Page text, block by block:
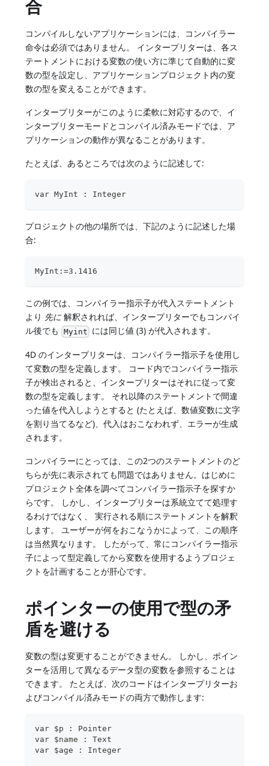
合
コンパイルしないアプリケーションには、コンパイラー
命令は必須ではありません。 インタープリターは、各ス
テートメントにおける変数の使い方に準じて自動的に変
数の型を設定し、アプリケーションプロジェクト内の変
数の型を変えることができます。
インタープリターがこのように柔軟に対応するので、イ
ンタープリターモードとコンパイル済みモードでは、ア
プリケーションの動作が異なることがあります。
たとえば、あるところでは次のように記述して:
var MyInt : Integer
プロジェクトの他の場所では、下記のように記述した場
合:
MyInt:=3.1416
この例では、コンパイラー指示子が代入ステートメント
より 先に 解釈されれば、インタープリターでもコンパイ
ル後でも Myint には同じ値 (3) が代入されます。
4D のインタープリターは、コンパイラー指示子を使用し
て変数の型を定義します。 コード内でコンパイラー指示
子が検出されると、インタープリターはそれに従って変
数の型を定義します。 それ以降のステートメントで間違
った値を代入しようとすると (たとえば、数値変数に文字
を割り当てるなど)、代入はおこなわれず、エラーが生成
されます。
コンパイラーにとっては、この2つのステートメントのど
ちらが先に表示されても問題ではありません。はじめに
プロジェクト全体を調べてコンパイラー指示子を探すか
らです。 しかし、インタープリターは系統立てて処理す
るわけではなく、 実行される順にステートメントを解釈
します。 ユーザーが何をおこなうかによって、この順序
は当然異なります。 したがって、常にコンパイラー指示
子によって型定義してから変数を使用するようプロジェ
クトを計画することが肝心です。
ポインターの使用で型の矛
盾を避ける
変数の型は変更することができません。 しかし、ポイン
ターを活用して異なるデータ型の変数を参照することは
できます。 たとえば、次のコードはインタープリターお
よびコンパイル済みモードの両方で動作します:
var $p : Pointer
var $name : Text
var $age : Integer